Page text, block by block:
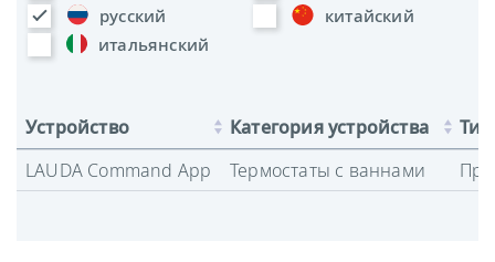
русский
китайский
итальянский
Устройство Категория устройства
LAUDA Command App
Термостаты с ваннами